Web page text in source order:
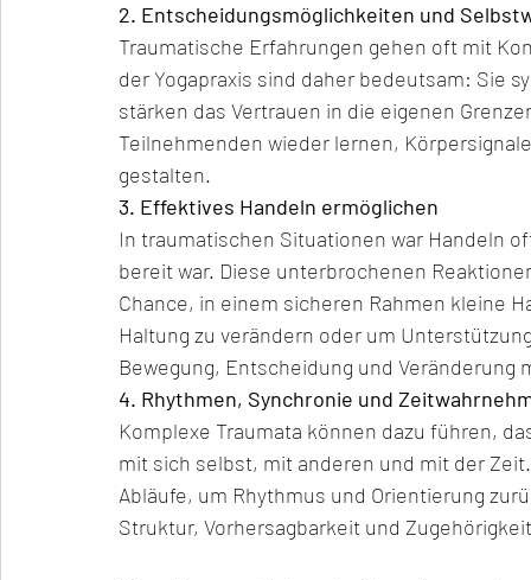
2. Entscheidungsmöglichkeiten und
Traumatische Erfahrungen gehen oft mit
der Yogapraxis sind daher bedeutsam: Sie
stärken das Vertrauen in die eigenen
Teilnehmenden wieder lernen,
gestalten.
3. Effektives Handeln ermöglichen
In traumatischen Situationen war Handeln
bereit war. Diese unterbrochenen
Chance, in einem sicheren Rahmen kleine
Haltung zu verändern oder um
Bewegung, Entscheidung und Veränderung
4. Rhythmen, Synchronie und
Komplexe Traumata können dazu führen,
mit sich selbst, mit anderen und mit der
Abläufe, um Rhythmus und Orientierung
Struktur, Vorhersagbarkeit und